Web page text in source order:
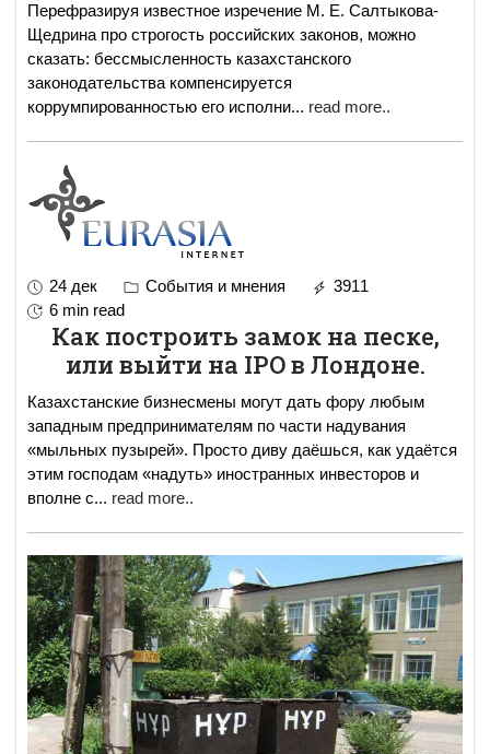
Перефразируя известное изречение М. Е. Салтыкова-
Щедрина про строгость российских законов, можно
сказать: бессмысленность казахстанского
законодательства компенсируется
коррумпированностью его исполни... read more..
24 дек События и мнения
3911
6 min read
Как построить замок на песке,
или выйти на IPO в Лондоне.
Казахстанские бизнесмены могут дать фору любым
западным предпринимателям по части надувания
«мыльных пузырей». Просто диву даёшься, как удаётся
этим господам «надуть» иностранных инвесторов и
вполне с... read more..